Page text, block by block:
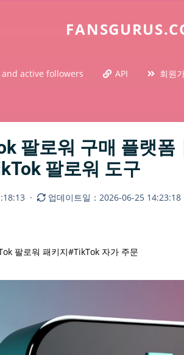
and active followers API 회원
팔로워 구매 플랫폼
팔로워 도구
· 업데이트일：2026-06-25 14:23:18
팔로워 패키지#TikTok 자가 주문